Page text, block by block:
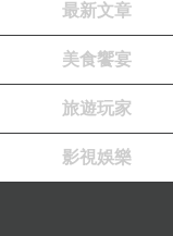
最新文章
美食饗宴
旅遊玩家
影視娛樂